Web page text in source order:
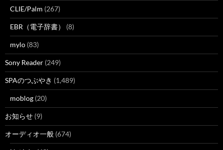
CLIE/Palm (267)
EBR（電子辞書） (8)
mylo (83)
Sony Reader (249)
SPAのつぶやき (1,489)
moblog (20)
お知らせ (9)
オーディオ一般 (674)